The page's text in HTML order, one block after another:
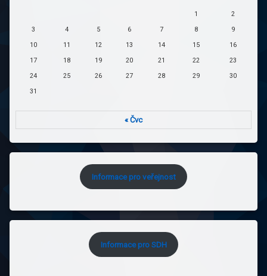
1
2
3
4 5 6 7 8
9
10
11 12 13 14 15
16
17
18 19 20 21 22
23
24
25 26 27 28 29
30
31
« Čvc
Informace pro veřejnost
Informace pro SDH